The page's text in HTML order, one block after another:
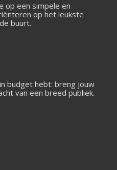
op een simpele en
op het leukste
buurt.
budget hebt: breng jouw
van een breed publiek.